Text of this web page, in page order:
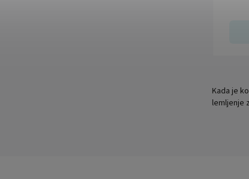
Kada je
lemljenje